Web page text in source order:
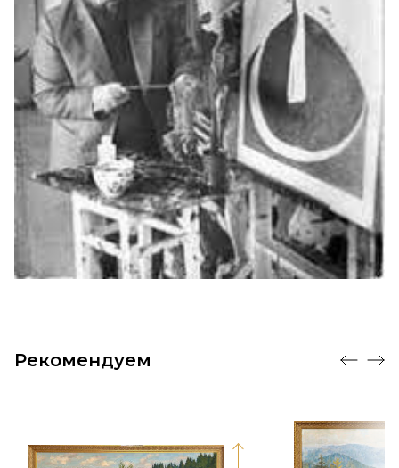
Рекомендуем